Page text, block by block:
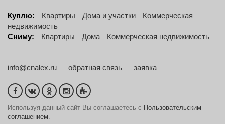
Куплю: Квартиры Дома и участки
Коммерческая
недвижимость
Сниму:
Квартиры Дома Коммерческая недвижимость
info@cnalex.ru — обратная связь — заявка
Используя данный сайт Вы соглашаетесь с Пользовательским
соглашением.